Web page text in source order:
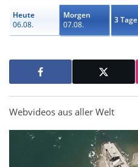
Heute
06.08.
Morgen
07.08.
3 Tage
Webvideos aus aller Welt